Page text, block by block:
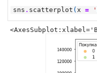
sns . scatterplot (x =